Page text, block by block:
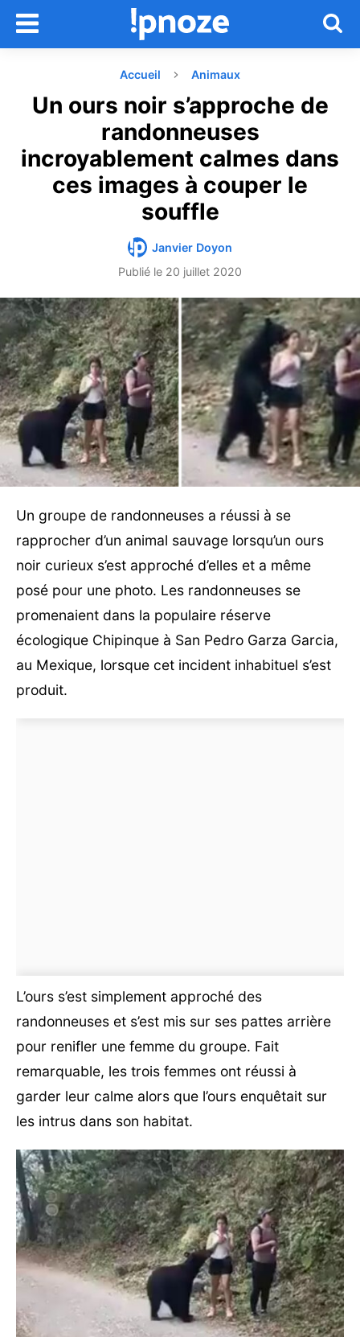
Accueil Animaux
Un ours noir s’approche de
randonneuses
incroyablement calmes dans
ces images à couper le
souffle
Janvier Doyon
Publié le 20 juillet 2020
Un groupe de randonneuses a réussi à se
rapprocher d’un animal sauvage lorsqu’un ours
noir curieux s’est approché d’elles et a même
posé pour une photo. Les randonneuses se
promenaient dans la populaire réserve
écologique Chipinque à San Pedro Garza Garcia,
au Mexique, lorsque cet incident inhabituel s’est
produit.
L’ours s’est simplement approché des
randonneuses et s’est mis sur ses pattes arrière
pour renifler une femme du groupe. Fait
remarquable, les trois femmes ont réussi à
garder leur calme alors que l’ours enquêtait sur
les intrus dans son habitat.